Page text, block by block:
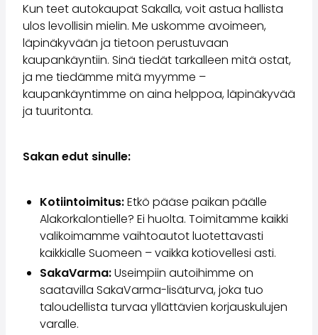
Kun teet autokaupat Sakalla, voit astua hallista
ulos levollisin mielin. Me uskomme avoimeen,
läpinäkyvään ja tietoon perustuvaan
kaupankäyntiin. Sinä tiedät tarkalleen mitä ostat,
ja me tiedämme mitä myymme –
kaupankäyntimme on aina helppoa, läpinäkyvää
ja tuuritonta.
Sakan edut sinulle:
Kotiintoimitus:Etkö pääse paikan päälle
Alakorkalontielle? Ei huolta. Toimitamme kaikki
valikoimamme vaihtoautot luotettavasti
kaikkialle Suomeen – vaikka kotiovellesi asti.
SakaVarma:Useimpiin autoihimme on
saatavilla SakaVarma-lisäturva, joka tuo
taloudellista turvaa yllättävien korjauskulujen
varalle.